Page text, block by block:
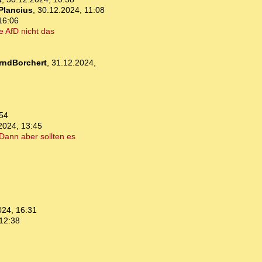
, 30.12.2024, 11:08
AfD nicht das
, 31.12.2024,
13:45
aber sollten es
16:31